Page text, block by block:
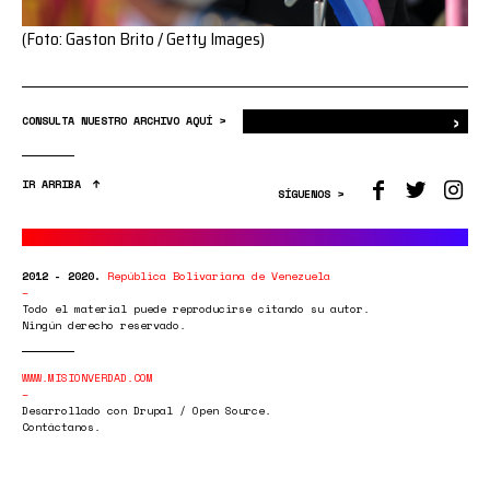
(Foto: Gaston Brito / Getty Images)
CONSULTA NUESTRO ARCHIVO AQUÍ > ›
IR ARRIBA
SÍGUENOS >
2012 - 2020. República Bolivariana de Venezuela
Todo el material puede reproducirse citando su autor.
Ningún derecho reservado.
WWW.MISIONVERDAD.COM
Desarrollado con Drupal / Open Source.
Contáctanos.